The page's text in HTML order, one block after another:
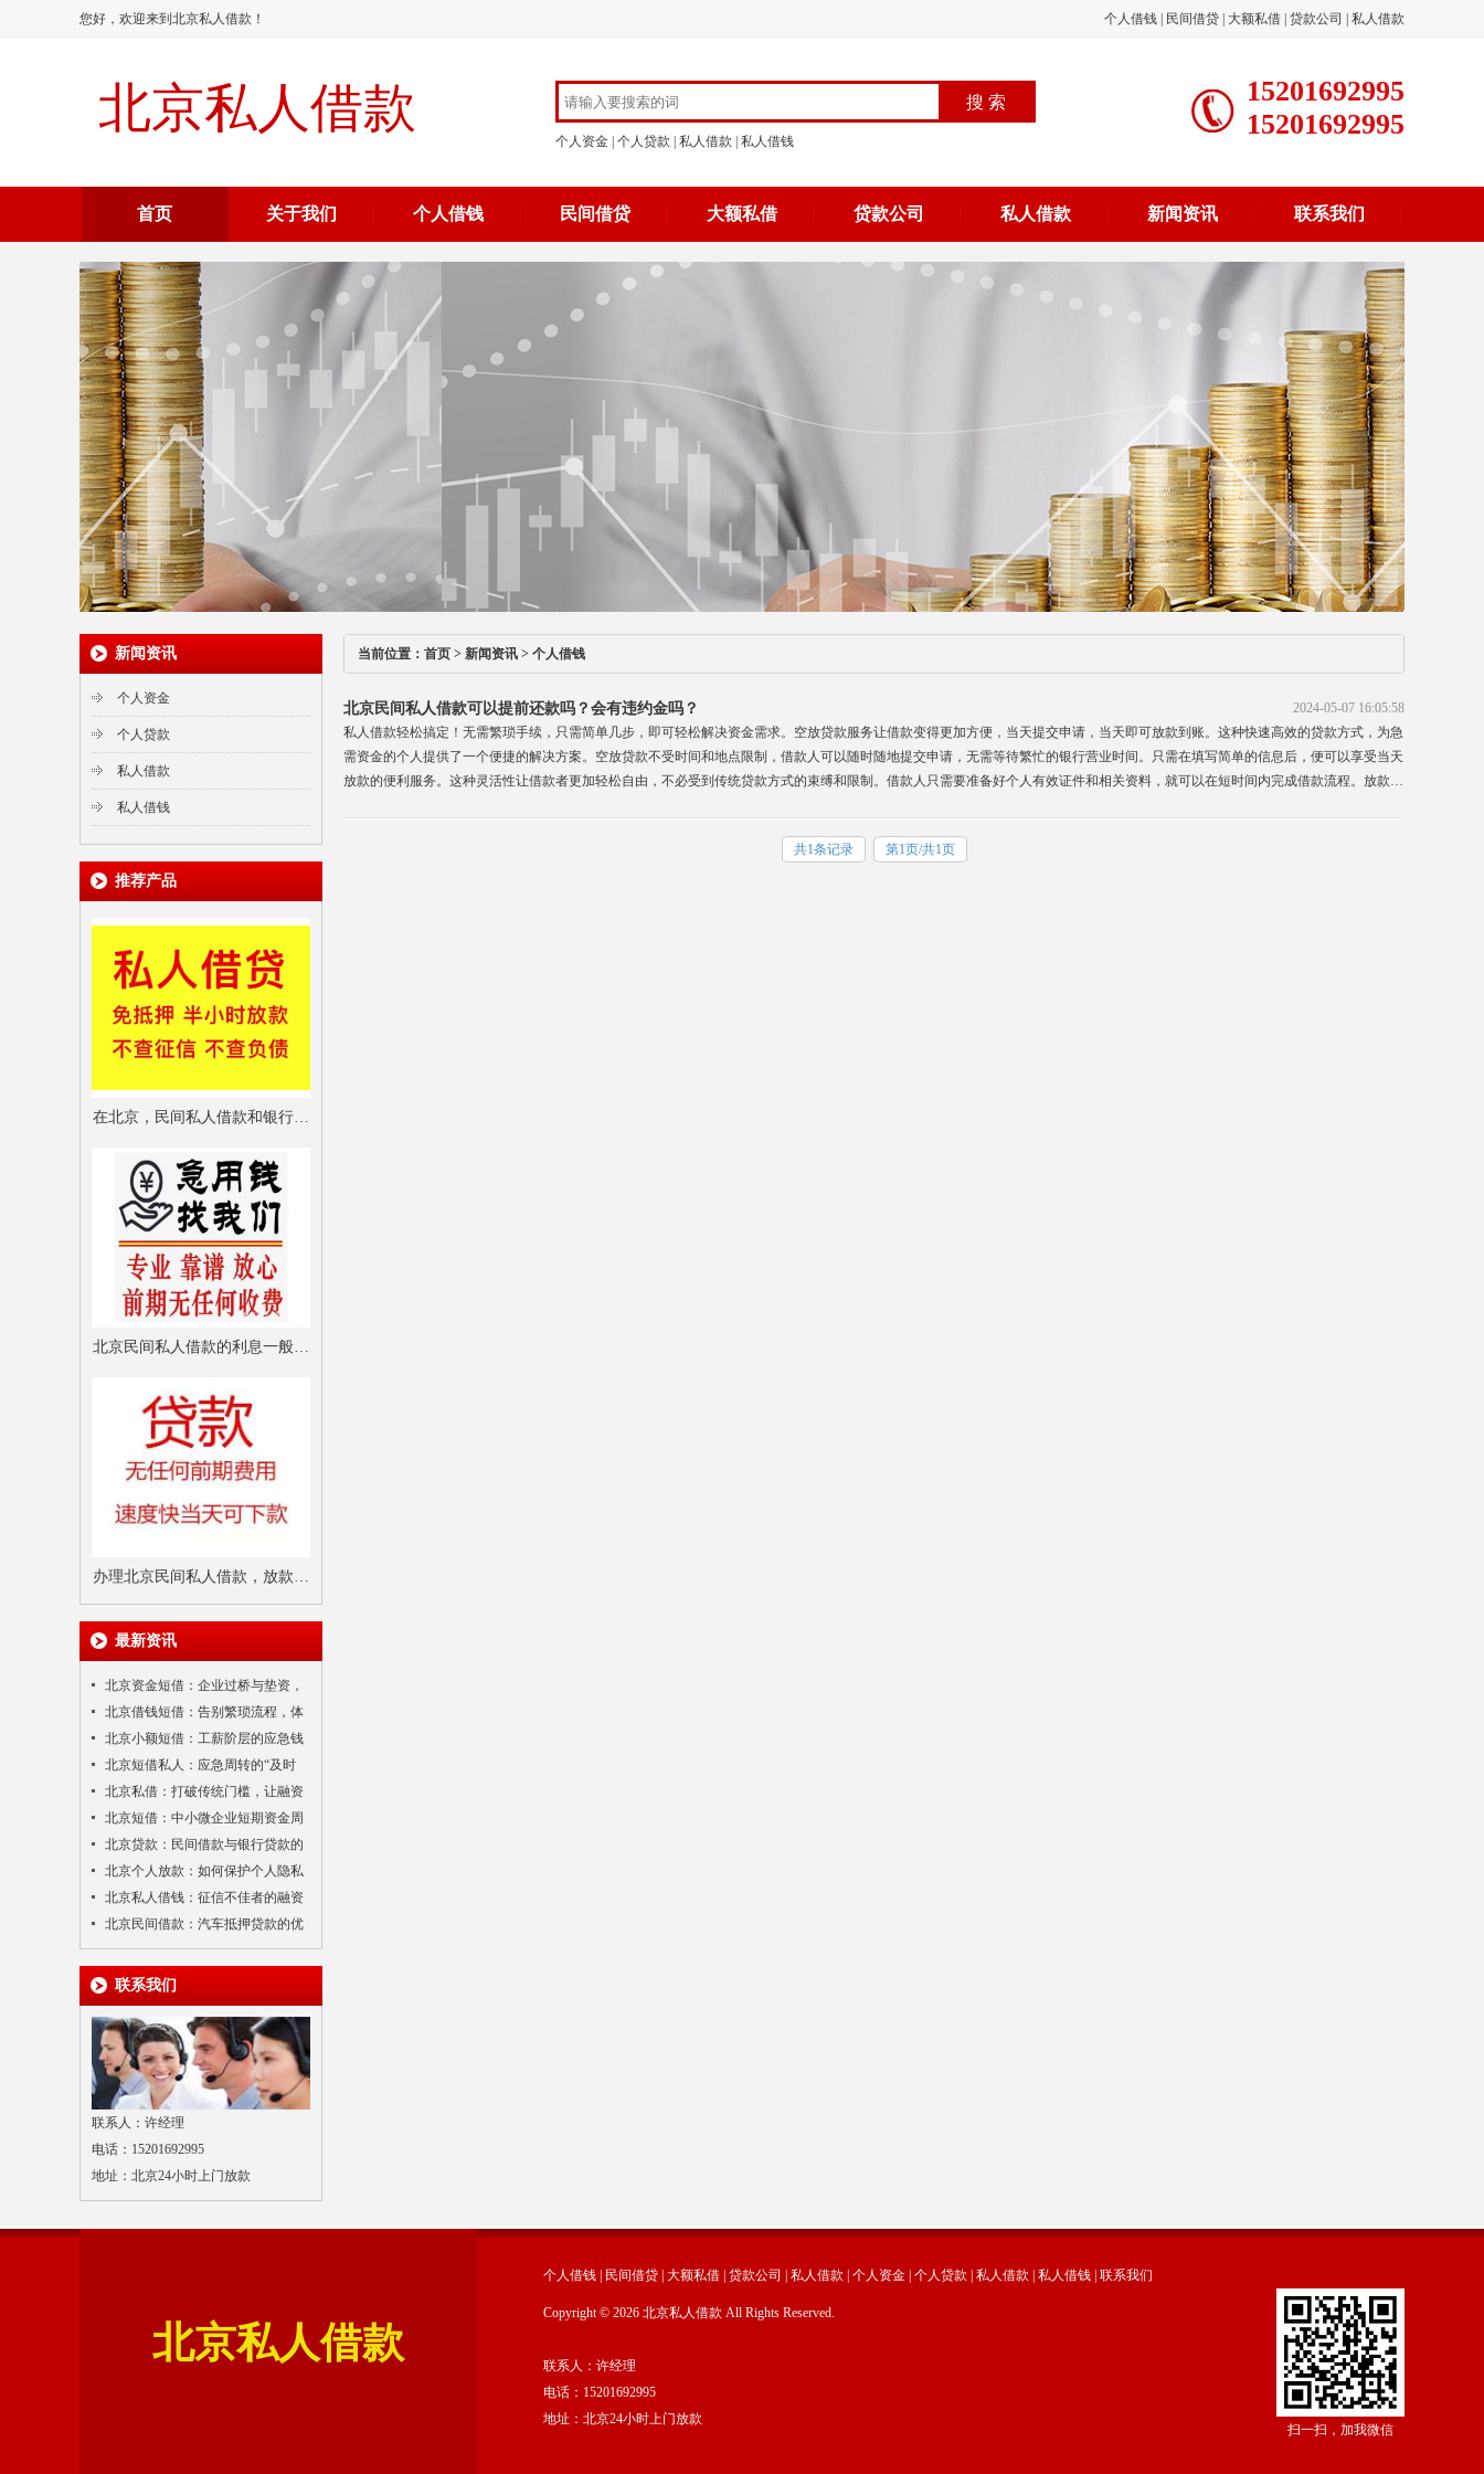
您好，欢迎来到北京私人借款！ 个人借钱 民间借贷 大额私借 贷款公司 私人借款
北京私人借款
个人资金 个人贷款 私人借款 私人借钱
15201692995
15201692995
首页 关于我们 个人借钱 民间借贷 大额私借 贷款公司 私人借款 新闻资讯 联系我们
新闻资讯
个人资金
个人贷款
私人借款
私人借钱
推荐产品
在北京，民间私人借款和银行贷
群？
北京民间私人借款的利息一般是
办理北京民间私人借款，放款速
度真的有那么快吗？需要多久？
最新资讯
北京资金短借：企业过桥与垫资，
打通资金链的“任督二脉”
北京借钱短借：告别繁琐流程，体
验极速融资新速度
北京小额短借：工薪阶层的应急钱
包，灵活周转无压力
北京短借私人：应急周转的“及时
雨”，如何安全度过难关？
北京私借：打破传统门槛，让融资
更有人情味
北京短借：中小微企业短期资金周
转的“加速器”
北京贷款：民间借款与银行贷款的
互补与融合
北京个人放款：如何保护个人隐私
与信息安全？
北京私人借钱：征信不佳者的融资
出路北京民间借款：汽车抵押贷款的优
缺点分析
联系我们
联系人：许经理
电话：15201692995
地址：北京24小时上门放款
当前位置： 首页 > 新闻资讯 > 个人借钱
2024-05-07 16:05:58
北京民间私人借款可以提前还款吗？会有违约金吗？
私人借款轻松搞定！无需繁琐手续，只需简单几步，即可轻松解决资金需求。空放贷款服务让借款变得更加方便，当天提交申请，当天即可放款到账。这种快速高效的贷款方式，为急
需资金的个人提供了一个便捷的解决方案。空放贷款不受时间和地点限制，借款人可以随时随地提交申请，无需等待繁忙的银行营业时间。只需在填写简单的信息后，便可以享受当天
放款的便利服务。这种灵活性让借款者更加轻松自由，不必受到传统贷款方式的束缚和限制。借款人只需要准备好个人有效证件和相关资料，就可以在短时间内完成借款流程。放款
共1条记录 第1页/共1页
北京私人借款
个人借钱 民间借贷 大额私借 贷款公司 私人借款 个人资金 个人贷款 私人借款 私人借钱 联系我们
Copyright © 2026 北京私人借款 All Rights Reserved.
联系人：许经理
电话：15201692995
地址：北京24小时上门放款
扫一扫，加我微信